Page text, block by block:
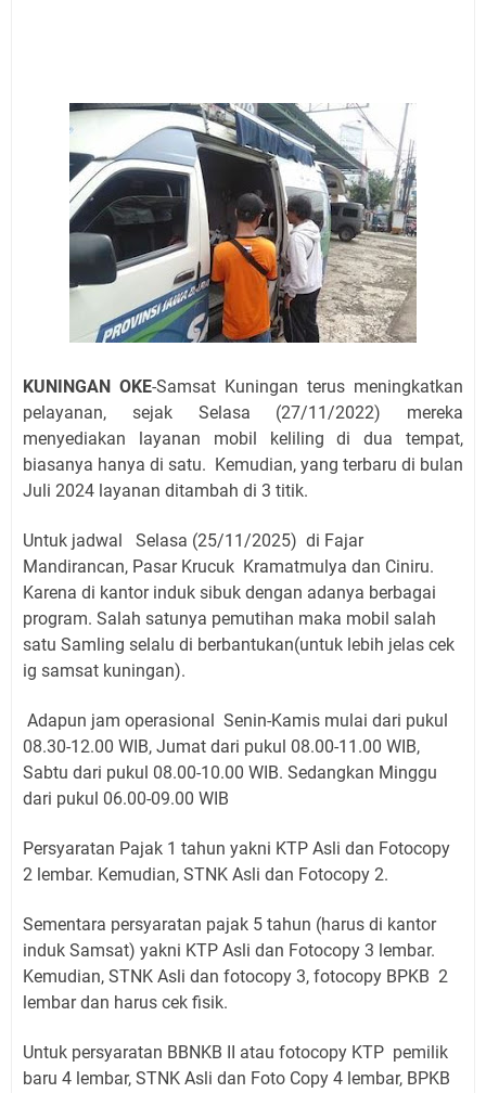
Dokumen SPMI
Sudahkah Kita Merdeka Dari Hawa Nafsu?
Info Sembako di Pasar Kepuh Kuningan Kamis 6
Agustus 2026, Daging Naik, Telur Turun
Agenda Kegiatan Bupati Kuningan Jumat 7 Agustus
2026 Ada Tiga, Tapi yang Bakal Dihadiri Hanya Satu
Ini Empat Lokasi Samsat Keliling Kuningan Jumat 7
Agustus 2026
KUNINGAN OKE-Samsat Kuningan terus meningkatkan
pelayanan, sejak Selasa (27/11/2022) mereka
menyediakan layanan mobil keliling di dua tempat,
biasanya hanya di satu. Kemudian, yang terbaru di bulan
Juli 2024 layanan ditambah di 3 titik.
Untuk jadwal Selasa (25/11/2025) di Fajar
Mandirancan, Pasar Krucuk Kramatmulya dan Ciniru.
Karena di kantor induk sibuk dengan adanya berbagai
program. Salah satunya pemutihan maka mobil salah
satu Samling selalu di berbantukan(untuk lebih jelas cek
ig samsat kuningan).
Adapun jam operasional Senin-Kamis mulai dari pukul
08.30-12.00 WIB, Jumat dari pukul 08.00-11.00 WIB,
Sabtu dari pukul 08.00-10.00 WIB. Sedangkan Minggu
dari pukul 06.00-09.00 WIB
Persyaratan Pajak 1 tahun yakni KTP Asli dan Fotocopy
2 lembar. Kemudian, STNK Asli dan Fotocopy 2.
Sementara persyaratan pajak 5 tahun (harus di kantor
induk Samsat) yakni KTP Asli dan Fotocopy 3 lembar.
Kemudian, STNK Asli dan fotocopy 3, fotocopy BPKB 2
lembar dan harus cek fisik.
Untuk persyaratan BBNKB II atau fotocopy KTP pemilik
baru 4 lembar, STNK Asli dan Foto Copy 4 lembar, BPKB